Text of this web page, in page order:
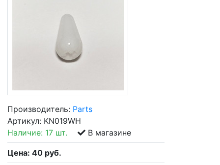
Производитель: Parts
Артикул: KN019WH
Наличие: 17 шт. В магазине
Цена: 40 руб.